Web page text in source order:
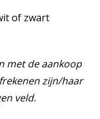
of zwart
met de aankoop
zijn/haar
veld.